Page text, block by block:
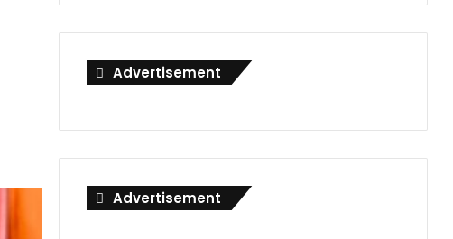
Advertisement
Advertisement